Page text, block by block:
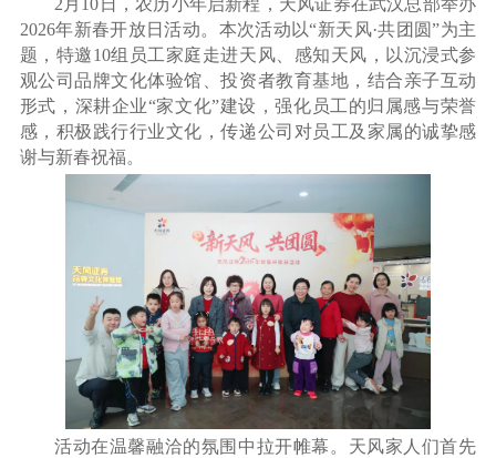
2026年新春开放日活动。本次活动以“新天风·共团圆”为主
题，特邀10组员工家庭走进天风、感知天风，以沉浸式参
观公司品牌文化体验馆、投资者教育基地，结合亲子互动
形式，深耕企业“家文化”建设，强化员工的归属感与荣誉
感，积极践行行业文化，传递公司对员工及家属的诚挚感
谢与新春祝福。
活动在温馨融洽的氛围中拉开帷幕。天风家人们首先